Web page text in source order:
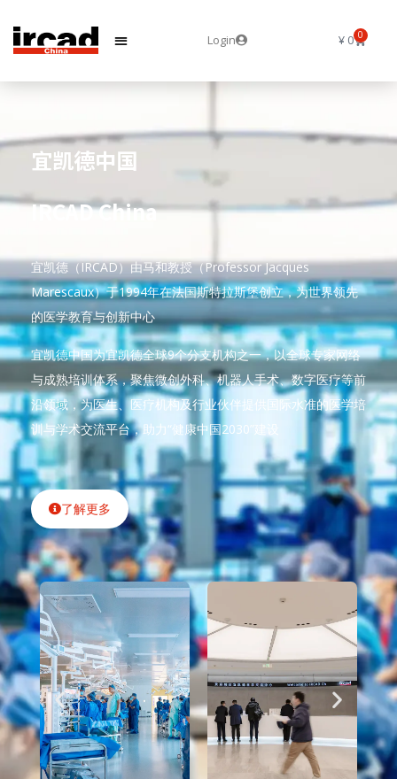
Login ¥0 0
宜凯德中国
IRCAD China
宜凯德（IRCAD）由马和教授（Professor Jacques
Marescaux）于1994年在法国斯特拉斯堡创立，为世界领先
的医学教育与创新中心
宜凯德中国为宜凯德全球9个分支机构之一，以全球专家网络
与成熟培训体系，聚焦微创外科、机器人手术、数字医疗等前
沿领域，为医生、医疗机构及行业伙伴提供国际水准的医学培
训与学术交流平台，助力“健康中国2030”建设
了解更多